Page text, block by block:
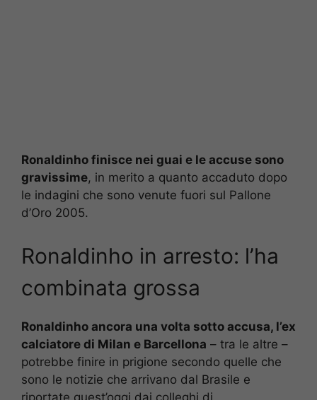
Ronaldinho finisce nei guai e le accuse sono
gravissime, in merito a quanto accaduto dopo
le indagini che sono venute fuori sul Pallone
d’Oro 2005.
Ronaldinho in arresto: l’ha
combinata grossa
Ronaldinho ancora una volta sotto accusa, l’ex
calciatore di Milan e Barcellona – tra le altre –
potrebbe finire in prigione secondo quelle che
sono le notizie che arrivano dal Brasile e
riportate quest’oggi dai colleghi di